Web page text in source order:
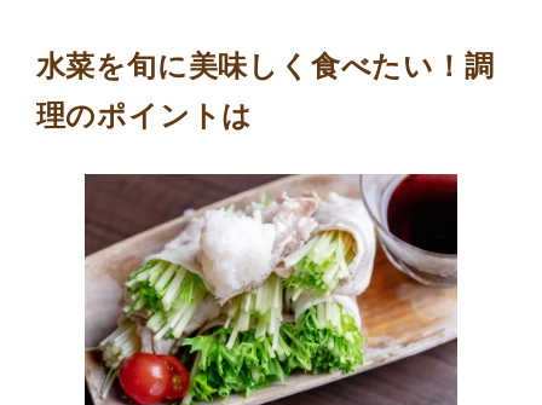
水菜を旬に美味しく食べたい！調
理のポイントは